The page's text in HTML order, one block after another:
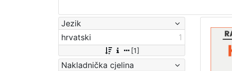
Jezik
hrvatski
1
[1]
Nakladnička cjelina